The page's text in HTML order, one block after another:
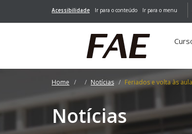
Acessibilidade Ir para o conteúdo Ir para o menu
Home Notícias Feriados e volta às
Notícias